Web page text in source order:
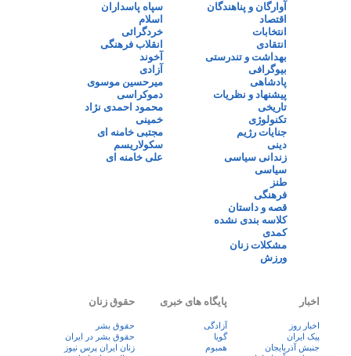
آوارگان و پناهندگان
اقتصاد
انتخابات
انتقادی
بهداشت و تندرستی
بیوگرافی
پادشاهی
پیشنهاد و نظریات
تاریخی
تکنولوژی
جنایات رژیم
دینی
زندانی سیاسی
سیاسی
طنز
فرهنگی
قصه و داستان
کلاسه بندی نشده
کمدی
مشکلات زنان
ورزش
سپاه پاسداران
اسلام
خردگرائی
انقلاب فرهنگی
آخوند
آزادی
میرحسین موسوی
دموکراسی
محمود احمدی نژاد
خمینی
مجتبی خامنه ای
سکولاریسم
علی خامنه ای
اخبار
اخبار روز
پيک ايران
جنبش آذربایجان
پایگاه های خبری
آزادگی
گویا
همبوم
حقوق زنان
حقوق بشر
حقوق بشر در ایران
زنان ايران پرس نيوز